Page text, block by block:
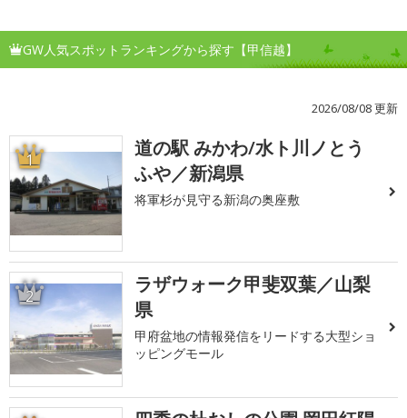
GW人気スポットランキングから探す【甲信越】
2026/08/08 更新
1
道の駅 みかわ/水ト川ノとう
ふや／新潟県
将軍杉が見守る新潟の奥座敷
2
ラザウォーク甲斐双葉／山梨
県
甲府盆地の情報発信をリードする大型ショ
ッピングモール